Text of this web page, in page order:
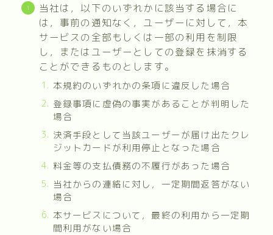
当社は，以下のいずれかに該当する場合に
は，事前の通知なく，ユーザーに対して，本
サービスの全部もしくは一部の利用を制限
し，またはユーザーとしての登録を抹消する
ことができるものとします。
本規約のいずれかの条項に違反した場合
登録事項に虚偽の事実があることが判明した
場合
決済手段として当該ユーザーが届け出たクレ
ジットカードが利用停止となった場合
料金等の支払債務の不履行があった場合
当社からの連絡に対し，一定期間返答がない
場合
本サービスについて，最終の利用から一定期
間利用がない場合